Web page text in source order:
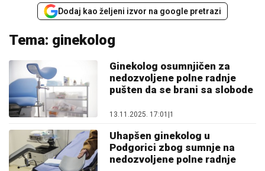
Dodaj kao željeni izvor na google pretrazi
Tema: ginekolog
Ginekolog osumnjičen za
nedozvoljene polne radnje
pušten da se brani sa slobode
13.11.2025. 17:01 |1
Uhapšen ginekolog u
Podgorici zbog sumnje na
nedozvoljene polne radnje